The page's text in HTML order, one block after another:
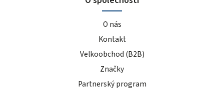
O nás
Kontakt
Velkoobchod (B2B)
Značky
Partnerský program